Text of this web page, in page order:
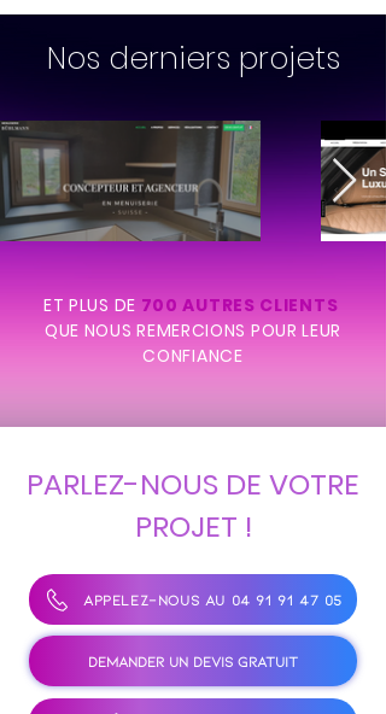
Nos derniers projets
ET PLUS DE 700 AUTRES CLIENTS
QUE NOUS REMERCIONS POUR LEUR
CONFIANCE
PARLEZ-NOUS DE VOTRE
PROJET !
APPELEZ-NOUS AU 04 91 91 47 05
DEMANDER UN DEVIS GRATUIT